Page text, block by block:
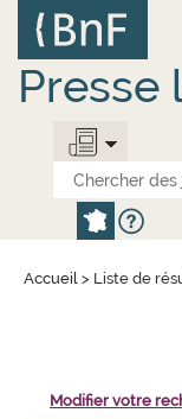
contenu
principal
Presse
Accueil > Liste de
Modifier votre
Panneau de gestion des